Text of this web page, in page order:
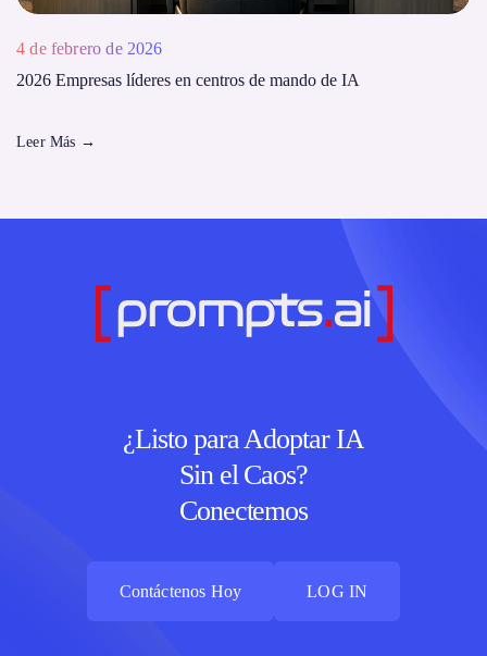
4 de febrero de 2026
2026 Empresas líderes en centros de mando de IA
Leer Más →
¿Listo para Adoptar IA
Sin el Caos?
Conectemos
Contáctenos Hoy
LOG IN